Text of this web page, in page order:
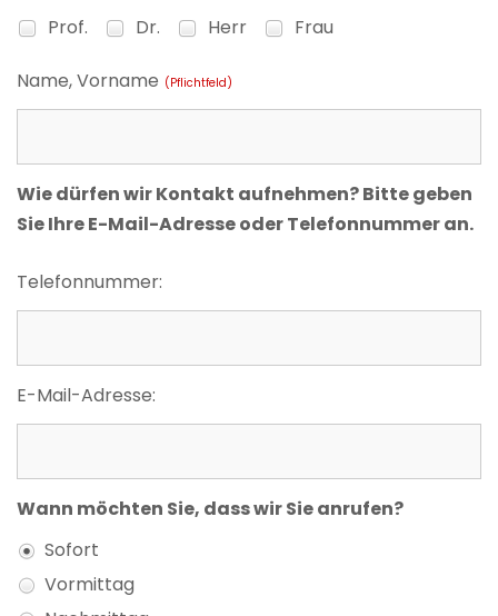
Prof.
Dr. Herr Frau
Name, Vorname (Pflichtfeld)
Wie dürfen wir Kontakt aufnehmen? Bitte geben
Sie Ihre E-Mail-Adresse oder Telefonnummer an.
Telefonnummer:
E-Mail-Adresse:
Wann möchten Sie, dass wir Sie anrufen?
Sofort
Vormittag